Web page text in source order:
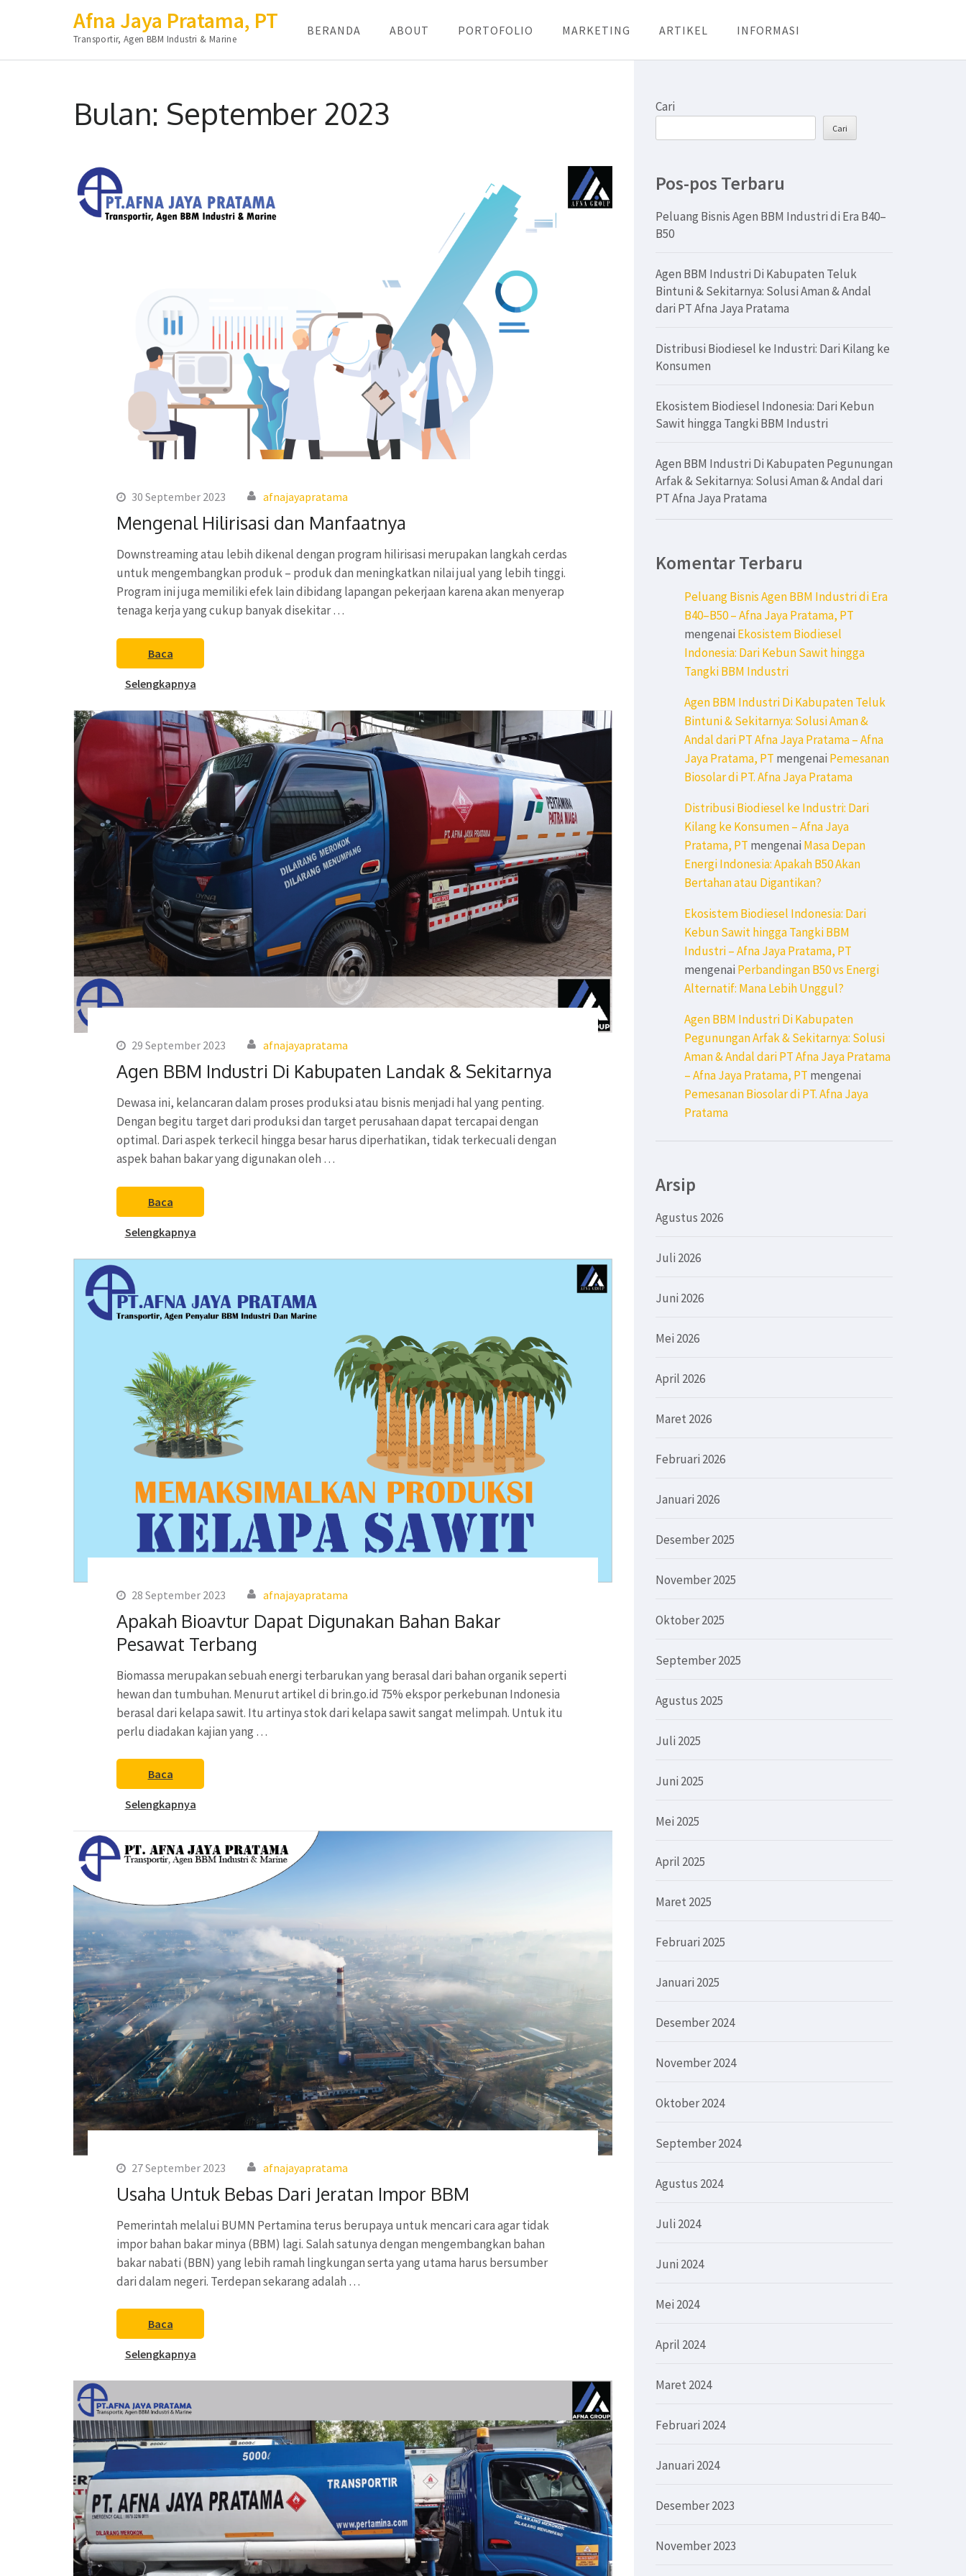
Afna Jaya Pratama, PT
Transportir, Agen BBM Industri & Marine
BERANDA ABOUT PORTOFOLIO MARKETING ARTIKEL INFORMASI
Bulan: September 2023
30 September 2023 afnajayapratama
Mengenal Hilirisasi dan Manfaatnya
Downstreaming atau lebih dikenal dengan program hilirisasi merupakan langkah cerdas
untuk mengembangkan produk – produk dan meningkatkan nilai jual yang lebih tinggi.
Program ini juga memiliki efek lain dibidang lapangan pekerjaan karena akan menyerap
tenaga kerja yang cukup banyak disekitar …
Baca
Selengkapnya
29 September 2023 afnajayapratama
Agen BBM Industri Di Kabupaten Landak & Sekitarnya
Dewasa ini, kelancaran dalam proses produksi atau bisnis menjadi hal yang penting.
Dengan begitu target dari produksi dan target perusahaan dapat tercapai dengan
optimal. Dari aspek terkecil hingga besar harus diperhatikan, tidak terkecuali dengan
aspek bahan bakar yang digunakan oleh …
Baca
Selengkapnya
28 September 2023 afnajayapratama
Apakah Bioavtur Dapat Digunakan Bahan Bakar
Pesawat Terbang
Biomassa merupakan sebuah energi terbarukan yang berasal dari bahan organik seperti
hewan dan tumbuhan. Menurut artikel di brin.go.id 75% ekspor perkebunan Indonesia
berasal dari kelapa sawit. Itu artinya stok dari kelapa sawit sangat melimpah. Untuk itu
perlu diadakan kajian yang …
Baca
Selengkapnya
27 September 2023 afnajayapratama
Usaha Untuk Bebas Dari Jeratan Impor BBM
Pemerintah melalui BUMN Pertamina terus berupaya untuk mencari cara agar tidak
impor bahan bakar minya (BBM) lagi. Salah satunya dengan mengembangkan bahan
bakar nabati (BBN) yang lebih ramah lingkungan serta yang utama harus bersumber
dari dalam negeri. Terdepan sekarang adalah …
Baca
Selengkapnya
Cari
Cari
Pos-pos Terbaru
Peluang Bisnis Agen BBM Industri di Era B40–
B50
Agen BBM Industri Di Kabupaten Teluk
Bintuni & Sekitarnya: Solusi Aman & Andal
dari PT Afna Jaya Pratama
Distribusi Biodiesel ke Industri: Dari Kilang ke
Konsumen
Ekosistem Biodiesel Indonesia: Dari Kebun
Sawit hingga Tangki BBM Industri
Agen BBM Industri Di Kabupaten Pegunungan
Arfak & Sekitarnya: Solusi Aman & Andal dari
PT Afna Jaya Pratama
Komentar Terbaru
Peluang Bisnis Agen BBM Industri di Era
B40–B50 – Afna Jaya Pratama, PT
mengenai Ekosistem Biodiesel
Indonesia: Dari Kebun Sawit hingga
Tangki BBM Industri
Agen BBM Industri Di Kabupaten Teluk
Bintuni & Sekitarnya: Solusi Aman &
Andal dari PT Afna Jaya Pratama – Afna
Jaya Pratama, PT mengenai Pemesanan
Biosolar di PT. Afna Jaya Pratama
Distribusi Biodiesel ke Industri: Dari
Kilang ke Konsumen – Afna Jaya
Pratama, PT mengenai Masa Depan
Energi Indonesia: Apakah B50 Akan
Bertahan atau Digantikan?
Ekosistem Biodiesel Indonesia: Dari
Kebun Sawit hingga Tangki BBM
Industri – Afna Jaya Pratama, PT
mengenai Perbandingan B50 vs Energi
Alternatif: Mana Lebih Unggul?
Agen BBM Industri Di Kabupaten
Pegunungan Arfak & Sekitarnya: Solusi
Aman & Andal dari PT Afna Jaya Pratama
– Afna Jaya Pratama, PT mengenai
Pemesanan Biosolar di PT. Afna Jaya
Pratama
Arsip
Agustus 2026
Juli 2026
Juni 2026
Mei 2026
April 2026
Maret 2026
Februari 2026
Januari 2026
Desember 2025
November 2025
Oktober 2025
September 2025
Agustus 2025
Juli 2025
Juni 2025
Mei 2025
April 2025
Maret 2025
Februari 2025
Januari 2025
Desember 2024
November 2024
Oktober 2024
September 2024
Agustus 2024
Juli 2024
Juni 2024
Mei 2024
April 2024
Maret 2024
Februari 2024
Januari 2024
Desember 2023
November 2023